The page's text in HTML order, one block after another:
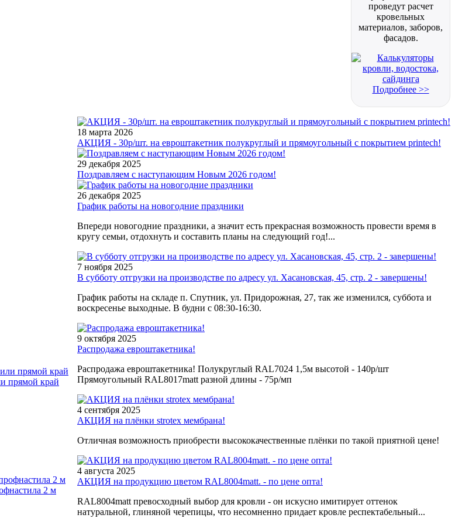
прямой край
2 м
проведут расчет
кровельных
материалов, заборов,
фасадов.
Подробнее >>
18 марта 2026
АКЦИЯ - 30р/шт. на евроштакетник полукруглый и прямоугольный с покрытием printech!
29 декабря 2025
Поздравляем с наступающим Новым 2026 годом!
26 декабря 2025
График работы на новогодние праздники
Впереди новогодние праздники, а значит есть прекрасная возможность провести время в
кругу семьи, отдохнуть и составить планы на следующий год!...
7 ноября 2025
В субботу отгрузки на производстве по адресу ул. Хасановская, 45, стр. 2 - завершены!
График работы на складе п. Спутник, ул. Придорожная, 27, так же изменился, суббота и
воскресенье выходные. В будни с 08:30-16:30.
9 октября 2025
Распродажа евроштакетника!
Распродажа евроштакетника! Полукруглый RAL7024 1,5м высотой - 140р/шт
Прямоугольный RAL8017matt разной длины - 75р/мп
4 сентября 2025
АКЦИЯ на плёнки strotex мембрана!
Отличная возможность приобрести высококачественные плёнки по такой приятной цене!
4 августа 2025
АКЦИЯ на продукцию цветом RAL8004matt. - по цене опта!
RAL8004matt превосходный выбор для кровли - он искусно имитирует оттенок
натуральной, глиняной черепицы, что несомненно придает кровле респектабельный...